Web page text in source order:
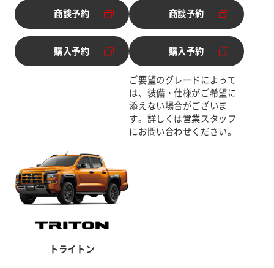
商談予約
購入予約
商談予約
購入予約
ご要望のグレードによって
は、装備・仕様がご希望に
添えない場合がございま
す。詳しくは営業スタッフ
にお問い合わせください。
トライトン